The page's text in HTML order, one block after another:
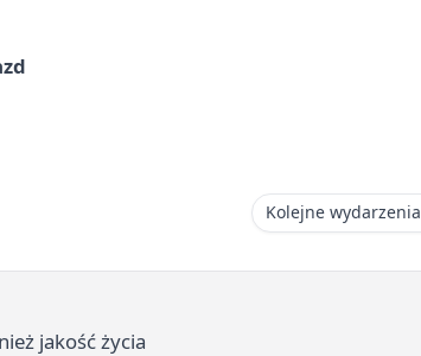
Kolejne wydarzenia
jakość życia